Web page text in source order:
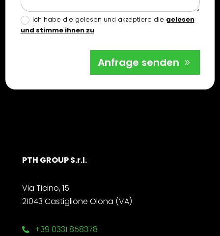
Ich habe die gelesen und akzeptiere die gelesen
und stimme ihnen zu
Anfrage senden
PTH GROUP S.r.l.
Via Ticino, 15
21043 Castiglione Olona (VA)
 +39 0331 858378